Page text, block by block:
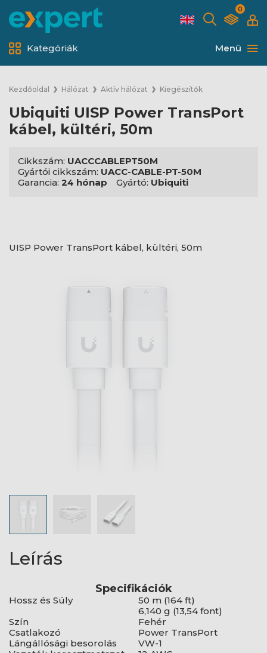
0
Menü
Kategóriák
Kezdőoldal Hálózat Aktív hálózat Kiegészítők
Ubiquiti UISP Power TransPort
kábel, kültéri, 50m
Cikkszám: UACCCABLEPT50M
Gyártói cikkszám: UACC-CABLE-PT-50M
Garancia: 24 hónap Gyártó: Ubiquiti
UISP Power TransPort kábel, kültéri, 50m
Leírás
Specifikációk
Hossz és Súly
50 m (164 ft)
6,140 g (13,54 font)
Szín
Fehér
Csatlakozó
Power TransPort
Lángállósági besorolás
VW-1